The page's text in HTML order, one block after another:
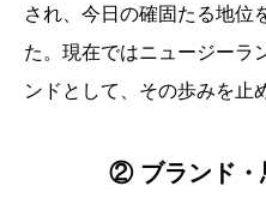
され、今日の確固たる地位
た。現在ではニュージーラ
ンドとして、その歩みを止
② ブランド・